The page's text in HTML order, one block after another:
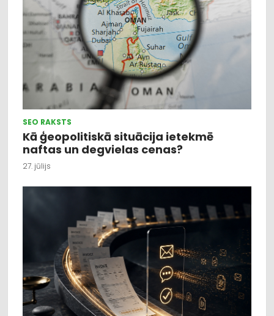
SEO RAKSTS
Kā ģeopolitiskā situācija ietekmē
naftas un degvielas cenas?
27. jūlijs